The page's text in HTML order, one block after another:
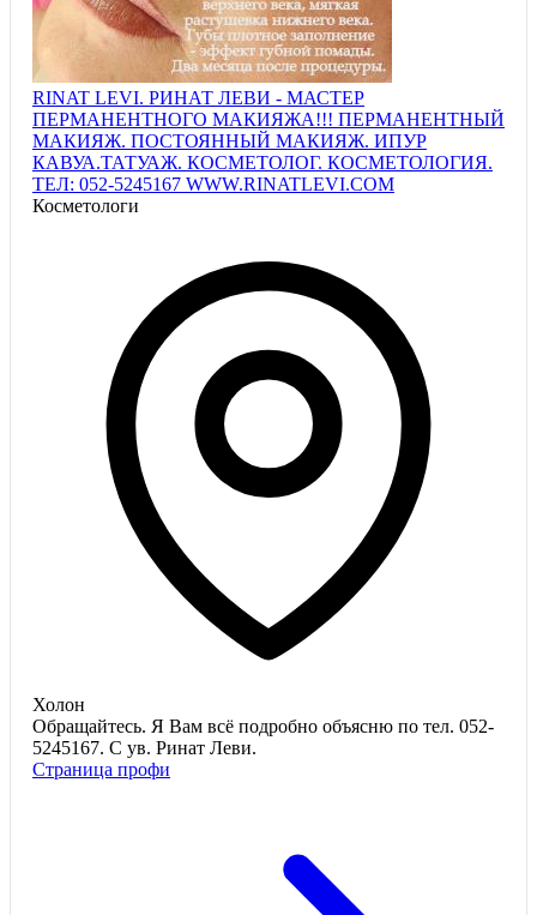
RINAT LEVI. РИНАТ ЛЕВИ - МАСТЕР
ПЕРМАНЕНТНОГО МАКИЯЖА!!! ПЕРМАНЕНТНЫЙ
МАКИЯЖ. ПОСТОЯННЫЙ МАКИЯЖ. ИПУР
КАВУА.ТАТУАЖ. КОСМЕТОЛОГ. КОСМЕТОЛОГИЯ.
TEЛ: 052-5245167 WWW.RINATLEVI.COM
Косметологи
Холон
Обращайтесь. Я Вам всё подробно объясню по тел. 052-
5245167. С ув. Ринат Леви.
Страница профи